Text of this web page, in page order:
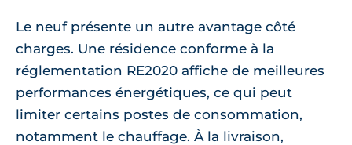
Le neuf présente un autre avantage côté
charges. Une résidence conforme à la
réglementation RE2020 affiche de meilleures
performances énergétiques, ce qui peut
limiter certains postes de consommation,
notamment le chauffage. À la livraison,